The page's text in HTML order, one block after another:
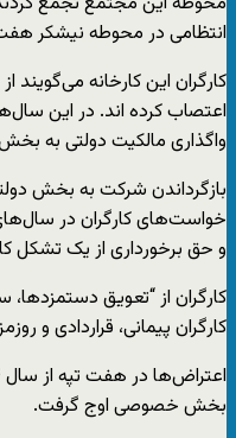
انتظامی در محوطه نیشکر
اعتصاب کرده اند. در این
واگذاری مالکیت دولتی به
بازگرداندن شرکت به بخش
خواست‌های کارگران در
و حق برخورداری از یک تشکل
کارگران از “تعویق دستمزدها،
کارگران پیمانی، قراردادی و
بخش خصوصی اوج گرفت.